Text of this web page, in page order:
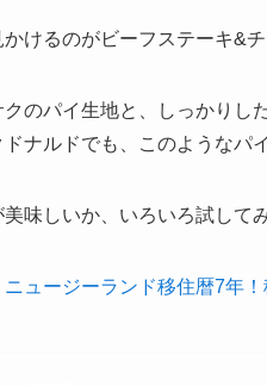
かけるのがビーフステーキ&
クのパイ生地と、しっかりし
ナルドでも、このようなパ
美味しいか、いろいろ試して
ニュージーランド移住暦7年